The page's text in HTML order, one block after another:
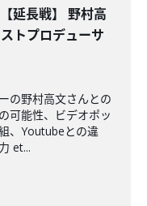
延長戦】 野村高
トプロデューサ
の野村高文さんとの
可能性、ビデオポッ
、Youtubeとの違
et...